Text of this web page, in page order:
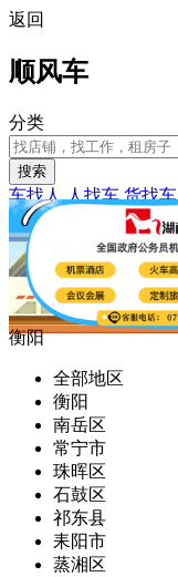
返回
顺风车
分类
搜索
车找人 人找车 货找车
衡阳
全部地区
衡阳
南岳区
常宁市
珠晖区
石鼓区
祁东县
耒阳市
蒸湘区